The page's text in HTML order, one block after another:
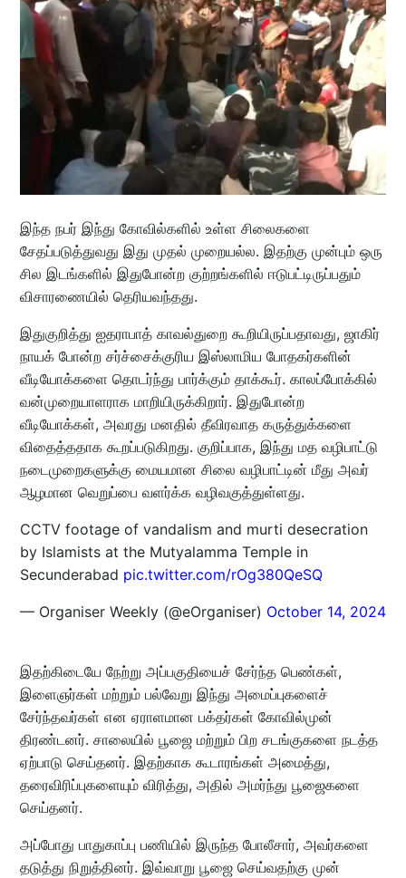
இந்த நபர் இந்து கோவில்களில் உள்ள சிலைகளை
சேதப்படுத்துவது இது முதல் முறையல்ல. இதற்கு முன்பும் ஒரு
சில இடங்களில் இதுபோன்ற குற்றங்களில் ஈடுபட்டிருப்பதும்
விசாரணையில் தெரியவந்தது.
இதுகுறித்து ஐதராபாத் காவல்துறை கூறியிருப்பதாவது, ஜாகிர்
நாயக் போன்ற சர்ச்சைக்குரிய இஸ்லாமிய போதகர்களின்
வீடியோக்களை தொடர்ந்து பார்க்கும் தாக்கூர். காலப்போக்கில்
வன்முறையாளராக மாறியிருக்கிறார். இதுபோன்ற
வீடியோக்கள், அவரது மனதில் தீவிரவாத கருத்துக்களை
விதைத்ததாக கூறப்படுகிறது. குறிப்பாக, இந்து மத வழிபாட்டு
நடைமுறைகளுக்கு மையமான சிலை வழிபாட்டின் மீது அவர்
ஆழமான வெறுப்பை வளர்க்க வழிவகுத்துள்ளது.
CCTV footage of vandalism and murti desecration
by Islamists at the Mutyalamma Temple in
Secunderabad pic.twitter.com/rOg380QeSQ
— Organiser Weekly (@eOrganiser) October 14, 2024
இதற்கிடையே நேற்று அப்பகுதியைச் சேர்ந்த பெண்கள்,
இளைஞர்கள் மற்றும் பல்வேறு இந்து அமைப்புகளைச்
சேர்ந்தவர்கள் என ஏராளமான பக்தர்கள் கோவில்முன்
திரண்டனர். சாலையில் பூஜை மற்றும் பிற சடங்குகளை நடத்த
ஏற்பாடு செய்தனர். இதற்காக கூடாரங்கள் அமைத்து,
தரைவிரிப்புகளையும் விரித்து, அதில் அமர்ந்து பூஜைகளை
செய்தனர்.
அப்போது பாதுகாப்பு பணியில் இருந்த போலீசார், அவர்களை
தடுத்து நிறுத்தினர். இவ்வாறு பூஜை செய்வதற்கு முன்